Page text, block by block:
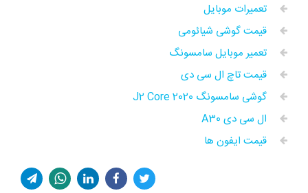
تعمیرات موبایل
قیمت گوشی شیائومی
تعمیر موبایل سامسونگ
قیمت تاچ ال سی دی
گوشی سامسونگ J2 Core 2020
ال سی دی A30
قيمت ايفون ها